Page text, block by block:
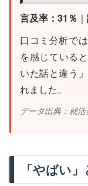
言及率：31％ ｜
口コミ分析で
を感じている
いた話と違う
れました。
データ出典：就
「やばい